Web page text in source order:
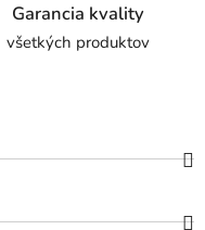
Garancia kvality
všetkých produktov